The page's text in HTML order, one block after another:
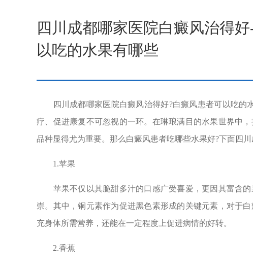
四川成都哪家医院白癜风治得
以吃的水果有哪些
四川成都哪家医院白癜风治得好?白癜风患者可以吃的
疗、促进康复不可忽视的一环。在琳琅满目的水果世界中
品种显得尤为重要。那么白癜风患者吃哪些水果好?下面四川
1.苹果
苹果不仅以其脆甜多汁的口感广受喜爱，更因其富含的
崇。其中，铜元素作为促进黑色素形成的关键元素，对于
充身体所需营养，还能在一定程度上促进病情的好转。
2.香蕉